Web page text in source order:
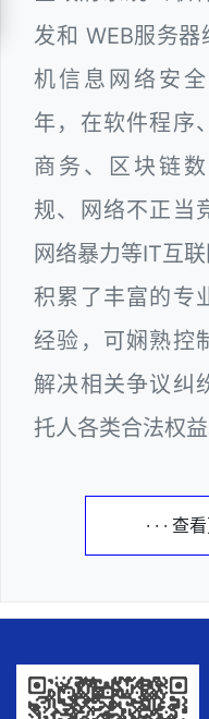
发和 WEB服务
机信息网络安
年，在软件程序
商务、区块链
规、网络不正当
网络暴力等IT互
积累了丰富的专
经验，可娴熟控
解决相关争议纠
托人各类合法权益
· · · 查